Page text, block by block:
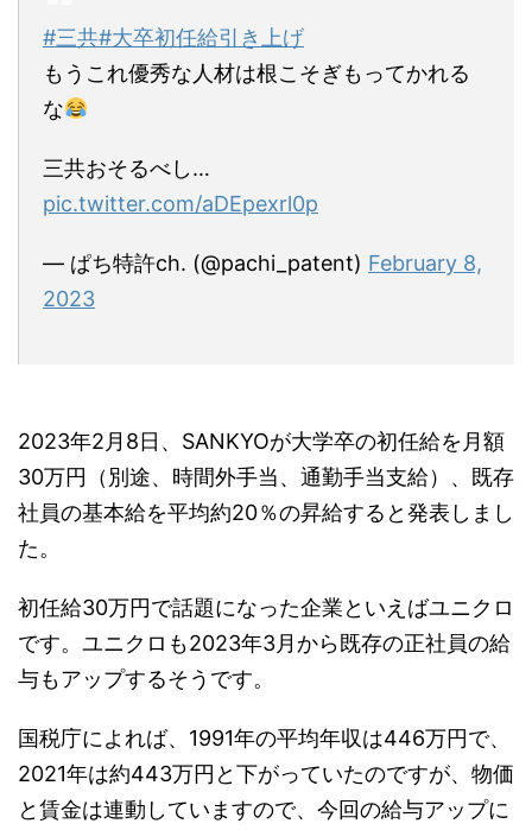
#三共#大卒初任給引き上げ
もうこれ優秀な人材は根こそぎもってかれる
な
三共おそるべし…
pic.twitter.com/aDEpexrl0p
— ぱち特許ch. (@pachi_patent) February 8,
2023
2023年2月8日、SANKYOが大学卒の初任給を月額
30万円（別途、時間外手当、通勤手当支給）、既存
社員の基本給を平均約20％の昇給すると発表しまし
た。
初任給30万円で話題になった企業といえばユニクロ
です。ユニクロも2023年3月から既存の正社員の給
与もアップするそうです。
国税庁によれば、1991年の平均年収は446万円で、
2021年は約443万円と下がっていたのですが、物価
と賃金は連動していますので、今回の給与アップに